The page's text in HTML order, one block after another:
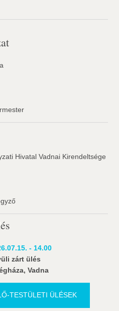
Hivatal Vadnai Kirendeltsége
- 14.00
zárt ülés
Vadna
TESTÜLETI ÜLÉSEK